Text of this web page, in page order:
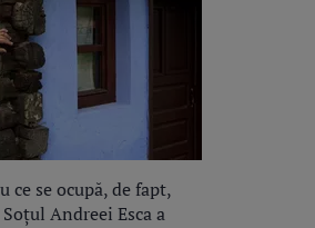
ce se ocupă, de fapt,
Andreei Esca a